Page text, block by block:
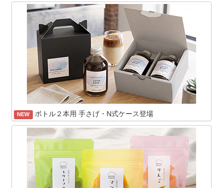
NEW ボトル２本用 手さげ・N式ケース登場